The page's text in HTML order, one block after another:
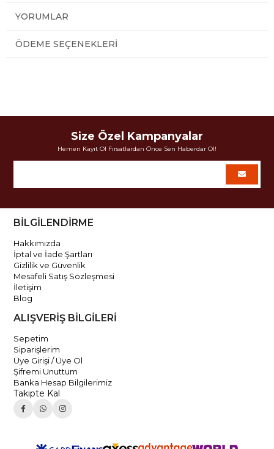
YORUMLAR
ÖDEME SEÇENEKLERI
Size Özel Kampanyalar
Hemen Kayıt Ol Fırsatlardan Önce Sen Haberdar Ol!
BİLGİLENDİRME
Hakkımızda
İptal ve İade Şartları
Gizlilik ve Güvenlik
Mesafeli Satış Sözleşmesi
İletişim
Blog
ALIŞVERİŞ BİLGİLERİ
Sepetim
Siparişlerim
Üye Girişi / Üye Ol
Şifremi Unuttum
Banka Hesap Bilgilerimiz
Takipte Kal